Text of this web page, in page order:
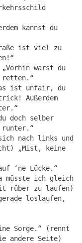
kannst du
ist viel zu
warst du
retten.“
ist unfair, du
Außerdem
doch selber
runter.“
nach links und
„Mist, keine
‘ne Lücke.“
müsste ich gleich
rüber zu laufen)
loslaufen,
Sorge.“ (rennt
andere Seite)